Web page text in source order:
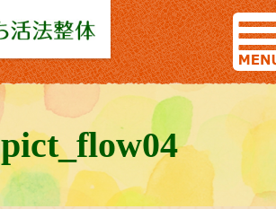
pict_flow04